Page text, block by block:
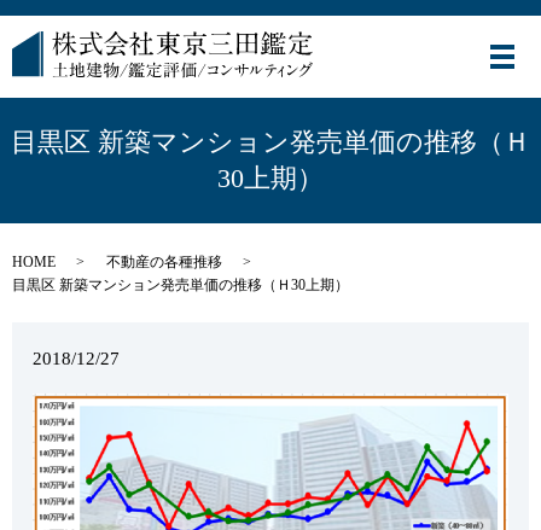
メ
目黒区 新築マンション発売単価の推移（Ｈ
30上期）
HOME
不動産の各種推移
目黒区 新築マンション発売単価の推移（Ｈ30上期）
2018/12/27